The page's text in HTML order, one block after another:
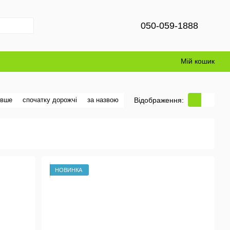
050-059-1888
Мій кошик
спочатку дорожчі за назвою Відображення:
НОВИНКА